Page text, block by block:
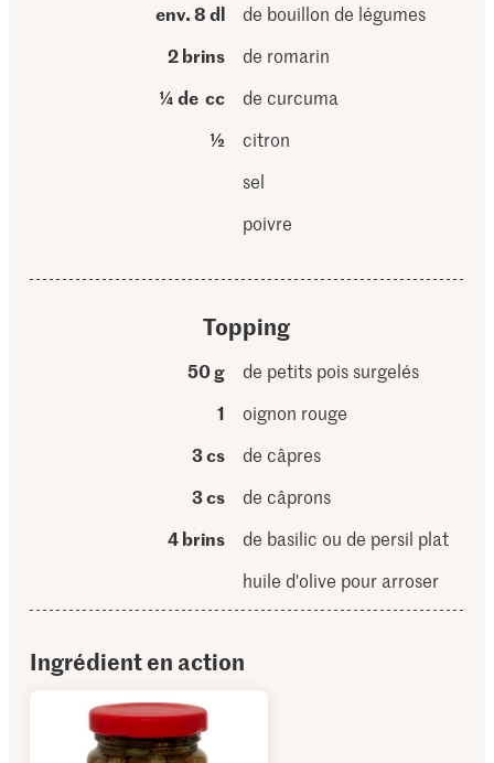
env. 8 dl
de bouillon de légumes
2 brins
de romarin
¼ de cc
de curcuma
½
citron
sel
poivre
Topping
50 g
de petits pois surgelés
1
oignon rouge
3 cs
de câpres
3 cs
de câprons
4 brins
de basilic ou de persil plat
huile d'olive pour arroser
Ingrédient en action